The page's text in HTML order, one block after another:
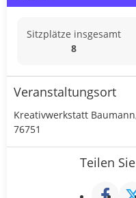
Sitzplätze insgesamt
8
Veranstaltungsort
Kreativwerkstatt
76751
Teilen